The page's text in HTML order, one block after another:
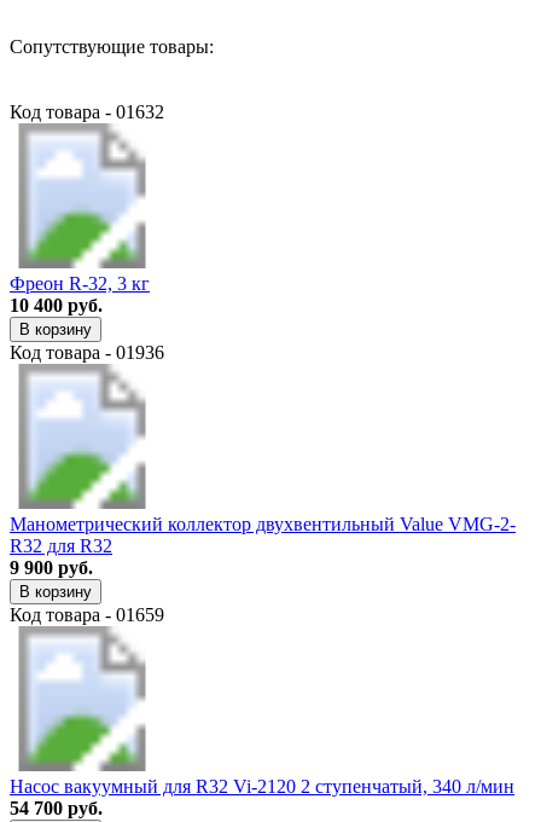
Сопутствующие товары:
Код товара - 01632
Фреон R-32, 3 кг
10 400 руб.
В корзину
Код товара - 01936
Манометрический коллектор двухвентильный Value VMG-2-
R32 для R32
9 900 руб.
В корзину
Код товара - 01659
Насос вакуумный для R32 Vi-2120 2 ступенчатый, 340 л/мин
54 700 руб.